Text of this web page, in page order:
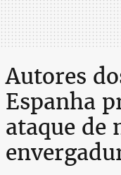
Autores
Espanha
ataque de